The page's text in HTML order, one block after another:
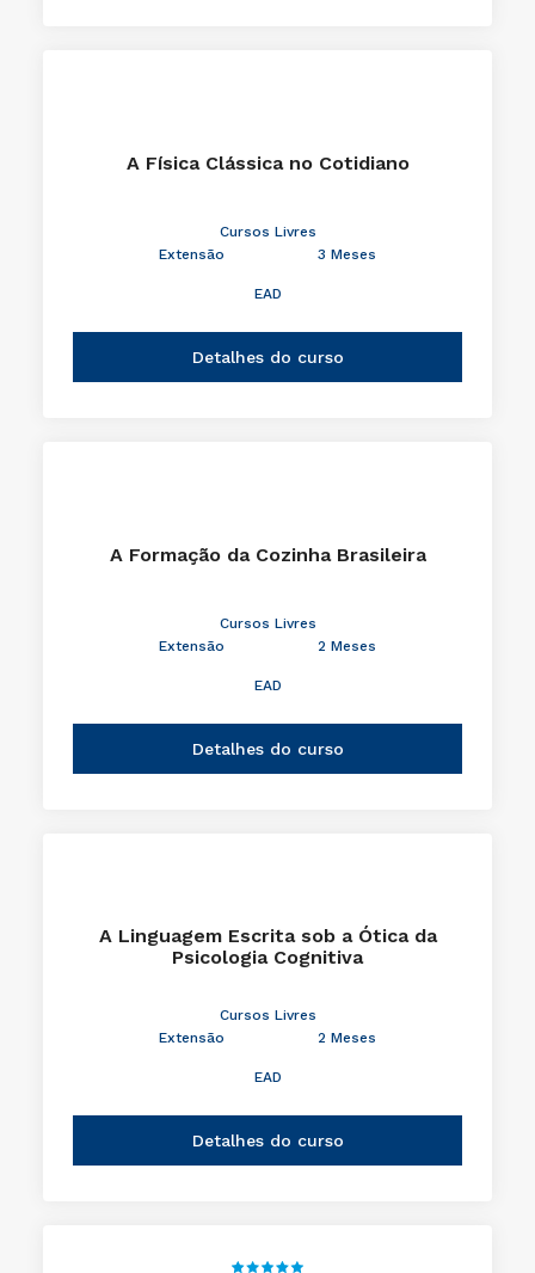
A Física Clássica no Cotidiano
Cursos Livres
Extensão
3 Meses
EAD
Detalhes do curso
A Formação da Cozinha Brasileira
Cursos Livres
Extensão
2 Meses
EAD
Detalhes do curso
A Linguagem Escrita sob a Ótica da
Psicologia Cognitiva
Cursos Livres
Extensão
2 Meses
EAD
Detalhes do curso